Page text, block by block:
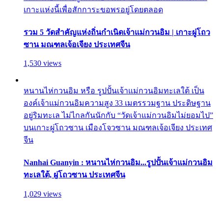
เกาะแห่งนี้เพื่อสักการะขอพรอยู่โดยตลอด
รวม 5 วัดสำคัญแห่งถิ่นกำเนิดเจ้าแม่กวนอิม | เกาะผู่โถว
ซาน มณฑลเจ้อเจียง ประเทศจีน
1,530 views
หนานไห่กวนอิม หรือ รูปปั้นเจ้าแม่กวนอิมทะเลใต้ เป็น
องค์เจ้าแม่กวนอิมความสูง 33 เมตรรวมฐาน ประดิษฐาน
อยู่ริมทะเล ไม่ไกลกันนักกับ “วัดเจ้าแม่กวนอิมไม่ยอมไป”
บนเกาะผู่โถวซาน เมืองโจวซาน มณฑลเจ้อเจียง ประเทศ
จีน
Nanhai Guanyin : หนานไห่กวนอิม...รูปปั้นเจ้าแม่กวนอิม
ทะเลใต้, ผู่โถวซาน ประเทศจีน
1,029 views